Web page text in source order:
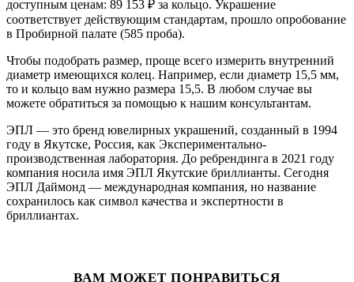
доступным ценам: 89 153 ₽ за кольцо. Украшение
соответствует действующим стандартам, прошло опробование
в Пробирной палате (585 проба).
Чтобы подобрать размер, проще всего измерить внутренний
диаметр имеющихся колец. Например, если диаметр 15,5 мм,
то и кольцо вам нужно размера 15,5. В любом случае вы
можете обратиться за помощью к нашим консультантам.
ЭПЛ — это бренд ювелирных украшений, созданный в 1994
году в Якутске, Россия, как Экспериментально-
производственная лаборатория. До ребрендинга в 2021 году
компания носила имя ЭПЛ Якутские бриллианты. Сегодня
ЭПЛ Даймонд — международная компания, но название
сохранилось как символ качества и экспертности в
бриллиантах.
ВАМ МОЖЕТ ПОНРАВИТЬСЯ